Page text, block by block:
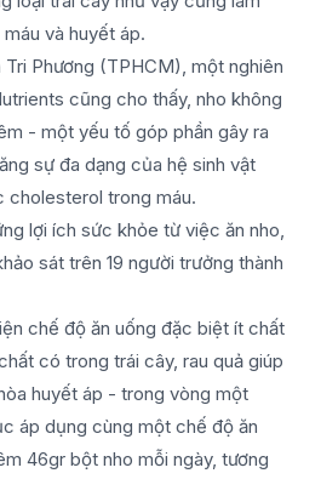
và huyết áp.
Phương (TPHCM), một nghiên
cũng cho thấy, nho không
- một yếu tố góp phần gây ra
sự đa dạng của hệ sinh vật
cholesterol trong máu.
lợi ích sức khỏe từ việc ăn nho,
sát trên 19 người trưởng thành
chế độ ăn uống đặc biệt ít chất
có trong trái cây, rau quả giúp
huyết áp - trong vòng một
áp dụng cùng một chế độ ăn
46gr bột nho mỗi ngày, tương